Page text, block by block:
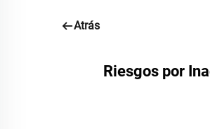
Atrás
Riesgos por